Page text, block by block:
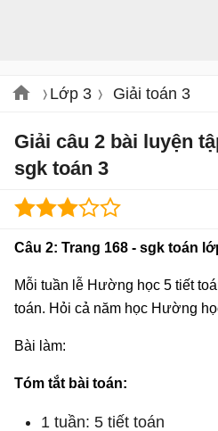
Lớp 3 Giải toán 3
Giải câu 2 bài luyện
sgk toán 3
Câu 2: Trang 168 - sgk toán
Mỗi tuần lễ Hường học 5 tiết
toán. Hỏi cả năm học Hường
Bài làm:
Tóm tắt bài toán:
1 tuần: 5 tiết toán